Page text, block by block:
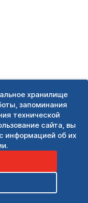
хранилище
запоминания
технической
сайта, вы
информацией об их